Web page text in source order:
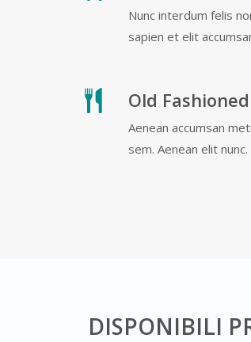
Nunc interdum felis
sapien et elit
Old
Aenean accumsan
sem. Aenean elit nunc.
DISPONIBILI